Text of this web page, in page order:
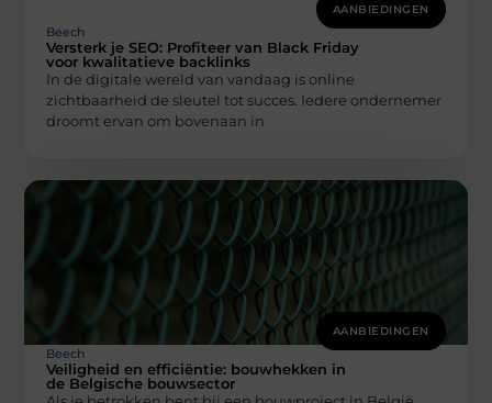
AANBIEDINGEN
Beech
Versterk je SEO: Profiteer van Black Friday
voor kwalitatieve backlinks
In de digitale wereld van vandaag is online
zichtbaarheid de sleutel tot succes. Iedere ondernemer
droomt ervan om bovenaan in
AANBIEDINGEN
Beech
Veiligheid en efficiëntie: bouwhekken in
de Belgische bouwsector